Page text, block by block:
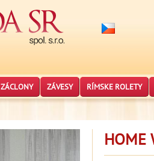
ZÁCLONY ZÁVESY RÍMSKE ROLETY
HOME